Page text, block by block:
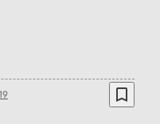
bookmark_border